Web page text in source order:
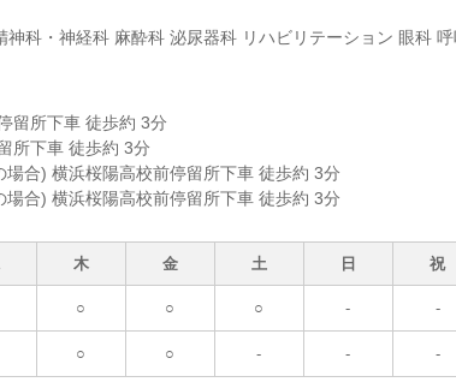
科・神経科 麻酔科 泌尿器科 リハビリテーション 眼科
留所下車 徒歩約 3分
所下車 徒歩約 3分
合) 横浜桜陽高校前停留所下車 徒歩約 3分
合) 横浜桜陽高校前停留所下車 徒歩約 3分
木 金 土 日 祝
○ ○ ○ - -
○ ○ - - -